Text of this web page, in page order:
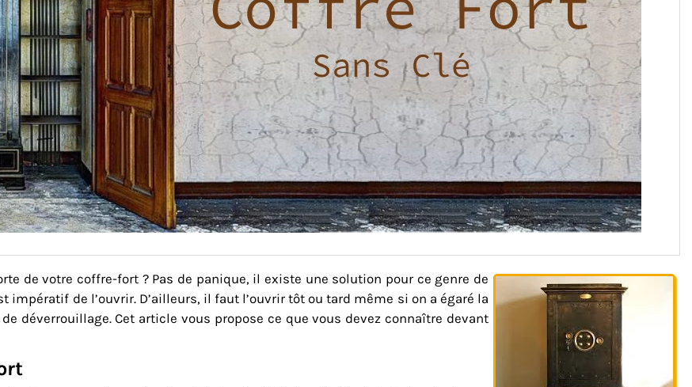
de votre coffre-fort ? Pas de panique, il existe une solution pour ce genre de
de l’ouvrir. D’ailleurs, il faut l’ouvrir tôt ou tard même si on a égaré la
déverrouillage. Cet article vous propose ce que vous devez connaître devant